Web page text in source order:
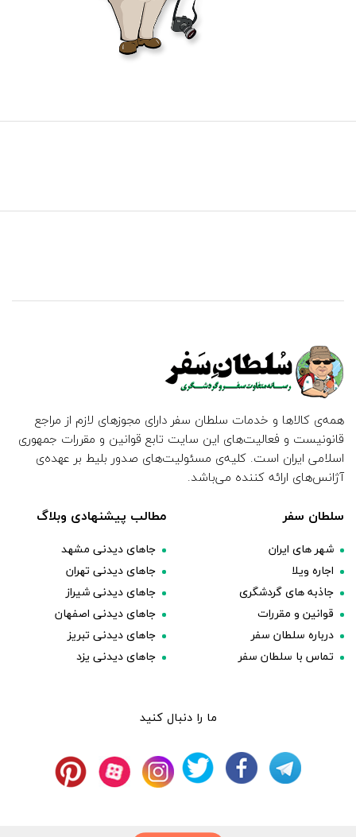
همه‌ی کالاها و خدمات سلطان سفر دارای مجوزهای لازم از مراجع
قانونیست و فعالیت‌های این سایت تابع قوانین و مقررات جمهوری
اسلامی ایران است. کلیه‌ی مسئولیت‌های صدور بلیط بر عهده‌ی
آژانس‌های ارائه کننده می‌باشد.
سلطان سفر
شهر های ایران
اجاره ویلا
جاذبه های گردشگری
قوانین و مقررات
درباره سلطان سفر
تماس با سلطان سفر
مطالب پیشنهادی وبلاگ
جاهای دیدنی مشهد
جاهای دیدنی تهران
جاهای دیدنی شیراز
جاهای دیدنی اصفهان
جاهای دیدنی تبریز
جاهای دیدنی یزد
ما را دنبال کنید